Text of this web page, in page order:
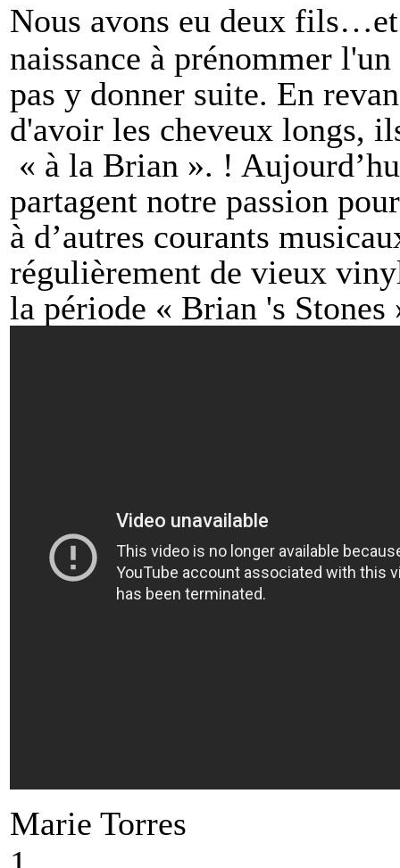
Nous avons eu deux fils…
naissance à prénommer
pas y donner suite. En
d'avoir les cheveux longs,
« à la Brian ». !
partagent notre passion
à d’autres courants
régulièrement de vieux
la période « Brian 's
Marie Torres